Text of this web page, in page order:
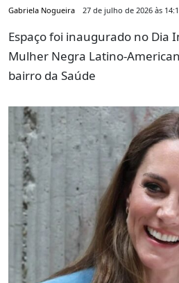
Gabriela Nogueira 27 de julho de 2026 às
Espaço foi inaugurado no Dia
Mulher Negra Latino-
bairro da Saúde